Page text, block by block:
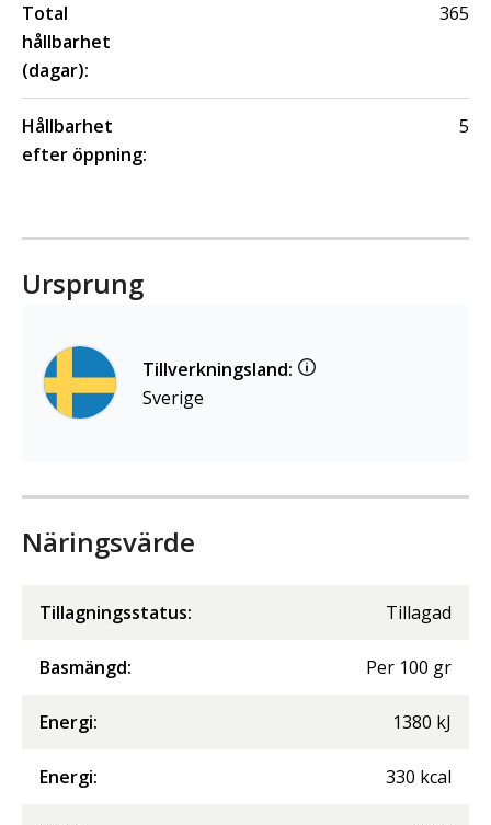
Total
hållbarhet
(dagar):
365
Hållbarhet
efter öppning:
5
Ursprung
Tillverkningsland:
Sverige
Näringsvärde
Tillagningsstatus: Tillagad
Basmängd: Per 100 gr
Energi: 1380 kJ
Energi: 330 kcal